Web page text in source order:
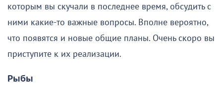
которым вы скучали в последнее время, обсудить с
ними какие-то важные вопросы. Вполне вероятно,
что появятся и новые общие планы. Очень скоро вы
приступите к их реализации.
Рыбы